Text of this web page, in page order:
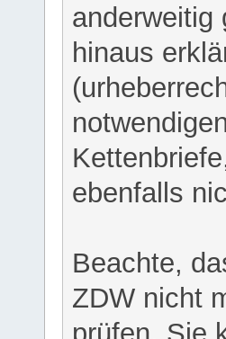
anderweitig
hinaus
ebenfalls
Beachte,
ZDW nicht